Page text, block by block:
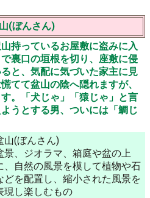
(ぼんさん)
持っているお屋敷に盗みに入
裏口の垣根を切り、座敷に侵
と、気配に気づいた家主に見
てて盆山の陰へ隠れますが、
。「犬じゃ」「猿じゃ」と言
うとする男、ついには「鯛じ
山(ぼんさん)
景、ジオラマ、箱庭や盆の上
、自然の風景を模して植物や石
どを配置し、縮小された風景を
現し楽しむもの